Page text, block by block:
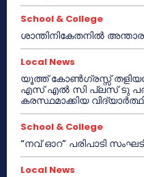
School & College
ശാന്തിനികേതനിൽ
Local News
യൂത്ത് കോൺഗ്രസ്സ്
എസ് എൽ സി പ്ലസ് ടു
കരസ്ഥമാക്കിയ
School & College
“നവ് ഓറ” പരിപാടി
Local News